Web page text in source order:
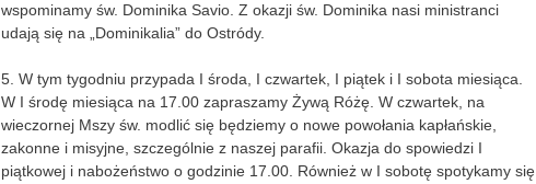
wspominamy św. Dominika Savio. Z okazji św. Dominika nasi ministranci
udają się na „Dominikalia” do Ostródy.
5. W tym tygodniu przypada I środa, I czwartek, I piątek i I sobota miesiąca.
W I środę miesiąca na 17.00 zapraszamy Żywą Różę. W czwartek, na
wieczornej Mszy św. modlić się będziemy o nowe powołania kapłańskie,
zakonne i misyjne, szczególnie z naszej parafii. Okazja do spowiedzi I
piątkowej i nabożeństwo o godzinie 17.00. Również w I sobotę spotykamy się